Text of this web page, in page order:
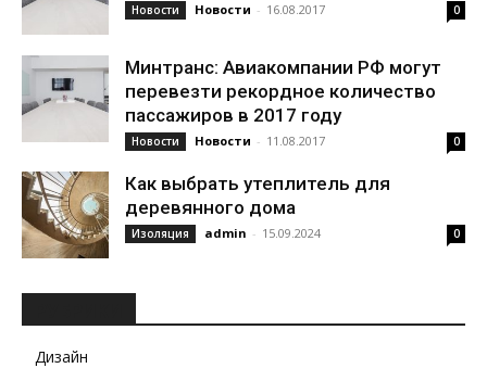
Новости Новости - 16.08.2017 0
Минтранс: Авиакомпании РФ могут
перевезти рекордное количество
пассажиров в 2017 году
Новости Новости - 11.08.2017 0
Как выбрать утеплитель для
деревянного дома
Изоляция admin - 15.09.2024 0
Дизайн